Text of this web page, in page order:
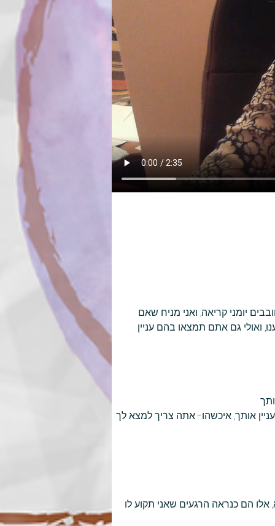
יומני קריאה, ואני מניח שאם
ואולי גם אתם תמצאו בהם עניין
אותך, איכשהו- אתה צריך למצא לך
הם כנראה הרגעים שאני תקוע לו